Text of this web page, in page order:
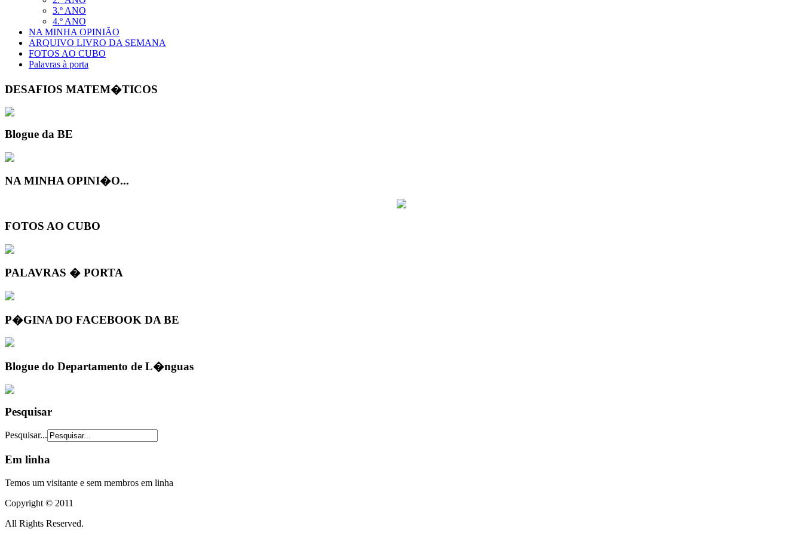
3.º ANO
4.º ANO
NA MINHA OPINIÃO
ARQUIVO LIVRO DA SEMANA
FOTOS AO CUBO
Palavras à porta
DESAFIOS MATEM�TICOS
Blogue da BE
NA MINHA OPINI�O...
FOTOS AO CUBO
PALAVRAS � PORTA
P�GINA DO FACEBOOK DA BE
Blogue do Departamento de L�nguas
Pesquisar
Pesquisar...
Em linha
Temos um visitante e sem membros em linha
Copyright © 2011
All Rights Reserved.